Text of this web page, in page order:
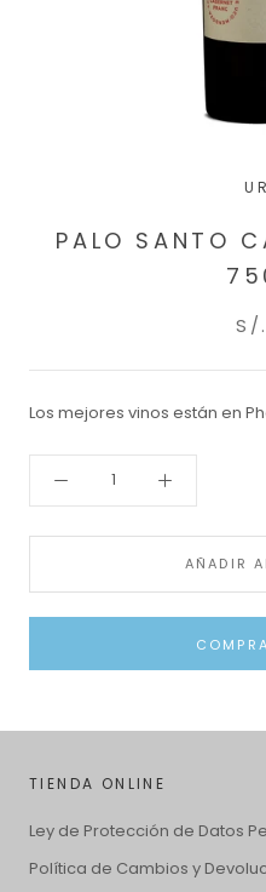
PALO SANTO
S/
Los mejores vinos están en
AÑADIR
TIENDA ONLINE
Ley de Protección de Datos
Política de Cambios y